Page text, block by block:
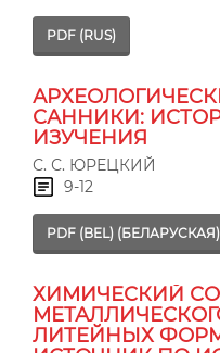
PDF (RUS)
САННИКИ:
ИЗУЧЕНИЯ
С. С. ЮРЕЦКИЙ
9-12
PDF (BEL) (БЕЛАРУСКАЯ)
ХИМИЧЕСКИЙ
ЛИТЕЙНЫХ